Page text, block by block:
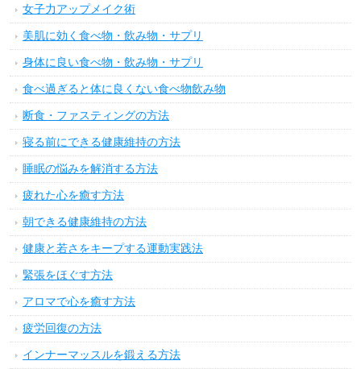
女子力アップメイク術
美肌に効く食べ物・飲み物・サプリ
身体に良い食べ物・飲み物・サプリ
食べ過ぎると体に良くない食べ物飲み物
断食・ファスティングの方法
寝る前にできる健康維持の方法
睡眠の悩みを解消する方法
疲れた心を癒す方法
朝できる健康維持の方法
健康と若さをキープする運動実践法
緊張をほぐす方法
アロマで心を癒す方法
疲労回復の方法
インナーマッスルを鍛える方法